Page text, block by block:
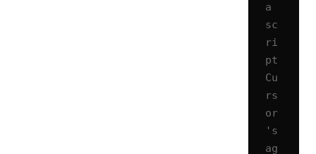
a
sc
ri
pt
Cu
rs
or
's
ag